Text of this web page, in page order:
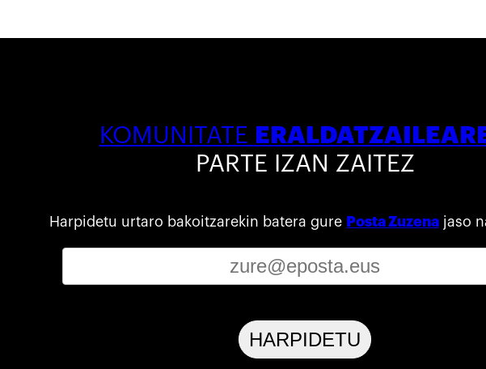
KOMUNITATE
PARTE IZAN ZAITEZ
Harpidetu urtaro bakoitzarekin batera gure Posta Zuzena jaso
HARPIDETU